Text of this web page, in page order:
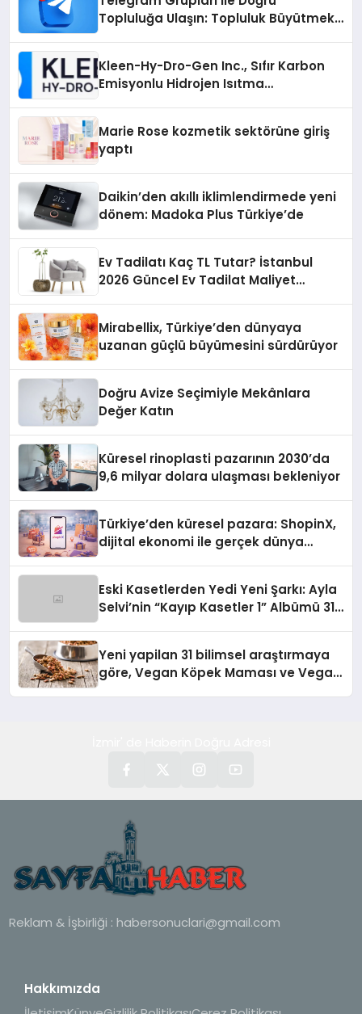
Topluluğa Ulaşın: Topluluk Büyütmek
Kleen-Hy-Dro-Gen Inc., Sıfır Karbon
Emisyonlu Hidrojen Isıtma
Marie Rose kozmetik sektörüne giriş
yaptı
Daikin’den akıllı iklimlendirmede yeni
dönem: Madoka Plus Türkiye’de
Ev Tadilatı Kaç TL Tutar? İstanbul
2026 Güncel Ev Tadilat Maliyet
Mirabellix, Türkiye’den dünyaya
uzanan güçlü büyümesini sürdürüyor
Doğru Avize Seçimiyle Mekânlara
Değer Katın
Küresel rinoplasti pazarının 2030’da
9,6 milyar dolara ulaşması bekleniyor
Türkiye’den küresel pazara: ShopinX,
dijital ekonomi ile gerçek dünya
Eski Kasetlerden Yedi Yeni Şarkı: Ayla
Selvi’nin “Kayıp Kasetler 1” Albümü 31
Yeni yapilan 31 bilimsel araştırmaya
göre, Vegan Köpek Maması ve Vegan
Reklam & İşbirliği : habersonuclari@gmail.com
Hakkımızda